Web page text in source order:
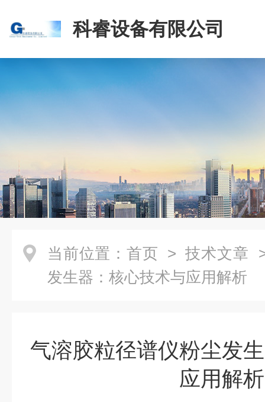
科睿设备有限公司
当前位置： 首页 > 技术文章
发生器：核心技术与应用解析
气溶胶粒径谱仪粉尘发
应用解析